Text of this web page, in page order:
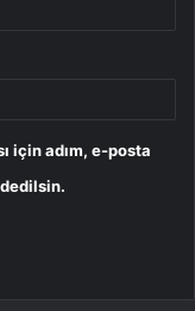
için adım, e-posta